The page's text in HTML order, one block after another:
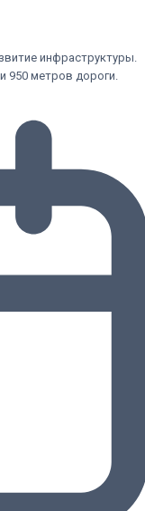
инфраструктуры.
950 метров дороги.